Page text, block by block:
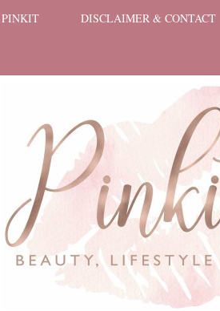
PINKIT DISCLAIMER & CONTACT